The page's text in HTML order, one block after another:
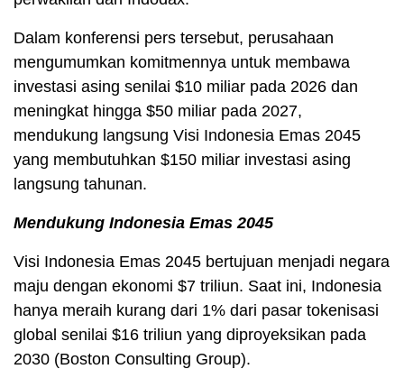
Dalam konferensi pers tersebut, perusahaan
mengumumkan komitmennya untuk membawa
investasi asing senilai $10 miliar pada 2026 dan
meningkat hingga $50 miliar pada 2027,
mendukung langsung Visi Indonesia Emas 2045
yang membutuhkan $150 miliar investasi asing
langsung tahunan.
Mendukung Indonesia Emas 2045
Visi Indonesia Emas 2045 bertujuan menjadi negara
maju dengan ekonomi $7 triliun. Saat ini, Indonesia
hanya meraih kurang dari 1% dari pasar tokenisasi
global senilai $16 triliun yang diproyeksikan pada
2030 (Boston Consulting Group).